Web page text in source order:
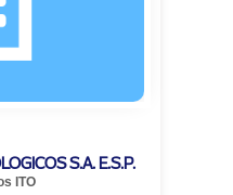
S.A. E.S.P.
ITO